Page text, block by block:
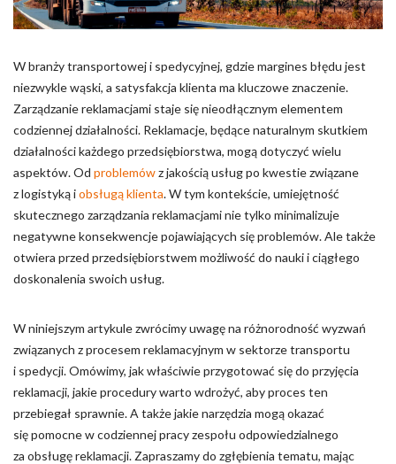
W branży transportowej i spedycyjnej, gdzie margines błędu jest
niezwykle wąski, a satysfakcja klienta ma kluczowe znaczenie.
Zarządzanie reklamacjami staje się nieodłącznym elementem
codziennej działalności. Reklamacje, będące naturalnym skutkiem
działalności każdego przedsiębiorstwa, mogą dotyczyć wielu
aspektów. Od problemówz jakością usług po kwestie związane
z logistyką iobsługą klienta. W tym kontekście, umiejętność
skutecznego zarządzania reklamacjami nie tylko minimalizuje
negatywne konsekwencje pojawiających się problemów. Ale także
otwiera przed przedsiębiorstwem możliwość do nauki i ciągłego
doskonalenia swoich usług.
W niniejszym artykule zwrócimy uwagę na różnorodność wyzwań
związanych z procesem reklamacyjnym w sektorze transportu
i spedycji. Omówimy, jak właściwie przygotować się do przyjęcia
reklamacji, jakie procedury warto wdrożyć, aby proces ten
przebiegał sprawnie. A także jakie narzędzia mogą okazać
się pomocne w codziennej pracy zespołu odpowiedzialnego
za obsługę reklamacji. Zapraszamy do zgłębienia tematu, mając
zapamiętanie informacji, które zmieniają wygląd lub
Statystyka
Statystyczne pliki cookie pomagają właścicielem stron
internetowych zrozumieć, w jaki sposób różni użytkownicy
zachowują się na stronie, gromadząc i zgłaszając anonimowe
informacje.
Marketing
Marketingowe pliki cookie stosowane są w celu śledzenia
użytkowników na stronach internetowych. Celem jest
poszczególnych użytkowników i tym samym bardziej cenne dla
wydawców i reklamodawców strony trzeciej.
Nieklasyfikowane
Nieklasyfikowane pliki cookie, to pliki, które są w procesie
klasyfikowania, wraz z dostawcami poszczególnych ciasteczek.